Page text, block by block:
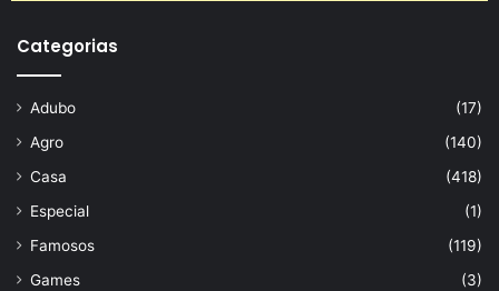
Categorias
Adubo
(17)
Agro
(140)
Casa
(418)
Especial
(1)
Famosos
(119)
Games
(3)